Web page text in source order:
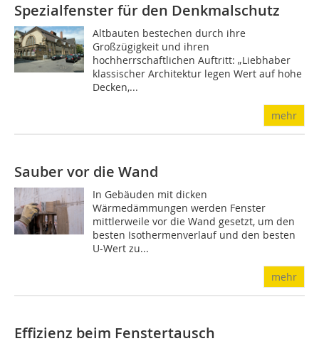
Spezialfenster für den Denkmalschutz
Altbauten bestechen durch ihre
Großzügigkeit und ihren
hochherrschaftlichen Auftritt: „Liebhaber
klassischer Architektur legen Wert auf hohe
Decken,...
mehr
Sauber vor die Wand
In Gebäuden mit dicken
Wärmedämmungen werden Fenster
mittlerweile vor die Wand gesetzt, um den
besten Isothermenverlauf und den besten
U-Wert zu...
mehr
Effizienz beim Fenstertausch